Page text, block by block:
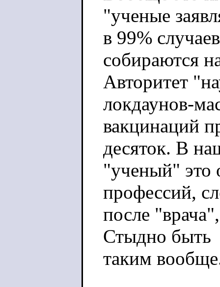
"ученые
в 99%
собираются
Авторитет
локдаунов-
вакцинаций
десяток. В
"ученый" это
профессий,
после
Стыдно быть
таким